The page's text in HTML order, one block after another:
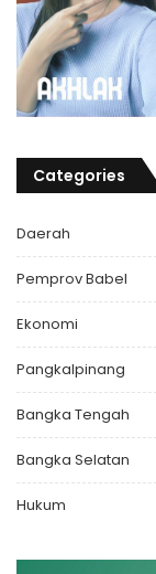
Categories
Daerah
Pemprov Babel
Ekonomi
Pangkalpinang
Bangka Tengah
Bangka Selatan
Hukum